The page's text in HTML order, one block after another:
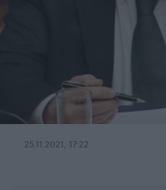
25.11.2021, 17:22